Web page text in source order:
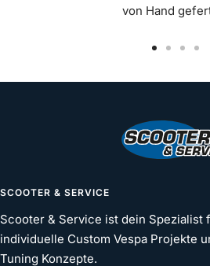
von Hand
SCOOTER & SERVICE
Scooter & Service ist dein Spezialist
individuelle Custom Vespa Projekte
Tuning Konzepte.